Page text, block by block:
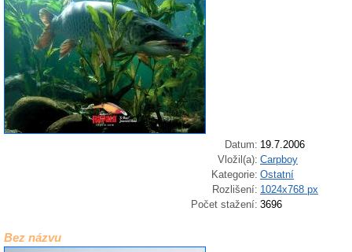
Datum: 19.7.2006
Vložil(a): Carpboy
Kategorie: Ostatní
Rozlišení: 1024x768 px
Počet stažení: 3696
Bez názvu